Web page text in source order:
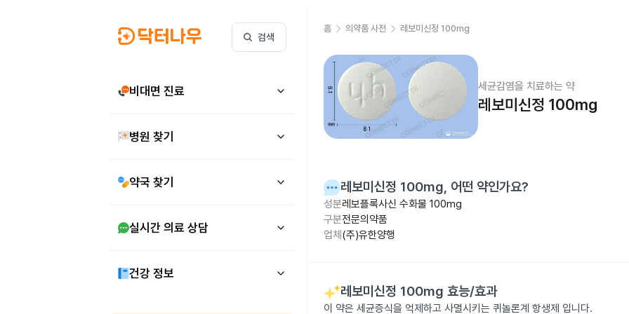
검색
비대면 진료
병원 찾기
약국 찾기
실시간 의료 상담
건강 정보
홈 의약품 사전 레보미신정 100mg
세균감염을 치료하는 약
레보미신정 100mg
레보미신정 100mg, 어떤 약인가요?
성분레보플록사신 수화물 100mg
구분전문의약품
업체 (주)유한양행
레보미신정 100mg 효능/효과
이 약은 세균증식을 억제하고 사멸시키는 퀴놀론계 항생제 입니다.